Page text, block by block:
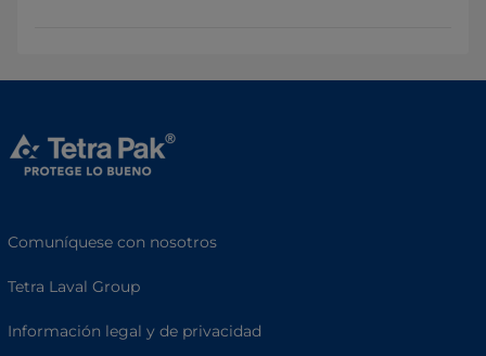
Comuníquese con nosotros
Tetra Laval Group
Información legal y de privacidad